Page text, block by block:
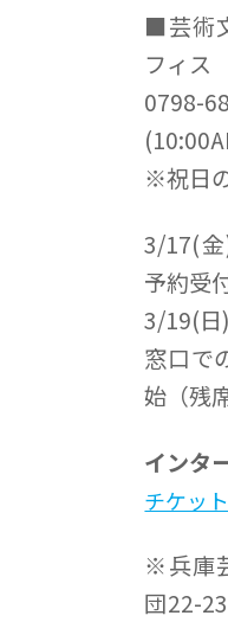
■芸術
フィス
0798-
※祝日
3/17(
予約受
3/19(日
窓口で
始（残
インタ
チケッ
※兵庫
団22-